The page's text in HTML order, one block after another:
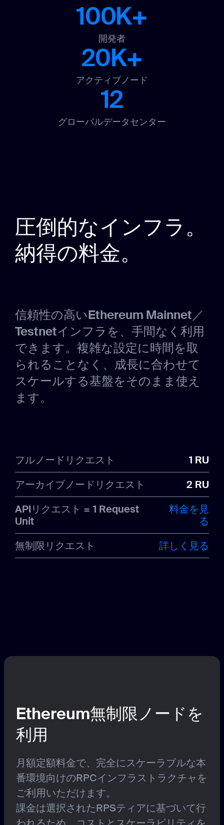
100K+
開発者
20K+
アクティブノード
12
グローバルデータセンター
圧倒的なインフラ。
納得の料金。
信頼性の高いEthereum Mainnet／
Testnetインフラを、手間なく利用
できます。複雑な設定に時間を取
られることなく、成長に合わせて
スケールする基盤をそのまま使え
ます。
フルノードリクエスト
1 RU
アーカイブノードリクエスト
2 RU
APIリクエスト = 1 Request
Unit
料金を見
る
無制限リクエスト
詳しく見る
Ethereum無制限ノードを
利用
月額定額料金で、完全にスケーラブルな本
番環境向けのRPCインフラストラクチャを
ご利用いただけます。
課金は選択されたRPSティアに基づいて行